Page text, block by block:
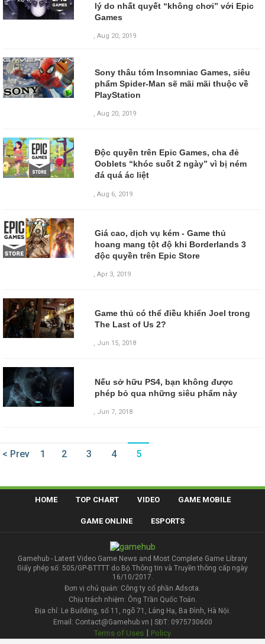
lý do nhất quyết “không chơi” với Epic
Games
, Aug 20, 2019
Sony thâu tóm Insomniac Games, siêu
phẩm Spider-Man sẽ mãi mãi thuộc về
PlayStation
,Aug 20, 2019
Độc quyền trên Epic Games, cha đẻ
Ooblets “khóc suốt 2 ngày” vì bị ném
đá quá ác liệt
,Aug 6, 2019
Giá cao, dịch vụ kém - Game thủ
hoang mang tột độ khi Borderlands 3
độc quyền trên Epic Store
,Apr 3, 2019
Game thủ có thể điều khiển Joel trong
The Last of Us 2?
, Jun 15, 2018
Nếu sở hữu PS4, bạn không được
phép bỏ qua những siêu phẩm này
, Jun 7, 2018
< Prev 1 2 3 4 5
HOME TOP CHART VIDEO GAME MOBILE
GAME ONLINE ESPORTS
Gamehub - Latest Video Game News and Most Complete Game Library
Giấy phép số: 505/GP-BTTTT do Bộ Thông tin và Truyền thông cấp ngày
16/10/2017.
Đơn vị chủ quản: Công ty cổ phần Adsota.
Chịu trách nhiệm: Ông Trần Quốc Toản.
Địa chỉ: Le Building, số 11, ngõ 71, Láng Hạ, Ba Đình, Hà Nội.
Email: Contact@Gamehub.vn | SĐT: 0975730600
Terms of Uses | Policy